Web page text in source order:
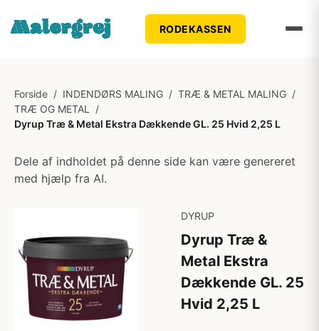
RODEKASSEN
Forside / INDENDØRS MALING / TRÆ & METAL MALING /
TRÆ OG METAL
/
Dyrup Træ & Metal Ekstra Dækkende GL. 25 Hvid 2,25 L
Dele af indholdet på denne side kan være genereret
med hjælp fra AI.
DYRUP
Dyrup Træ &
Metal Ekstra
Dækkende GL. 25
Hvid 2,25 L